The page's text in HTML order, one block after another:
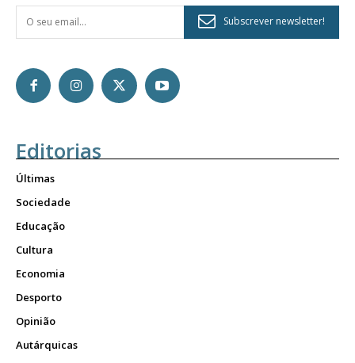
Subscrever newsletter!
Editorias
Últimas
Sociedade
Educação
Cultura
Economia
Desporto
Opinião
Autárquicas